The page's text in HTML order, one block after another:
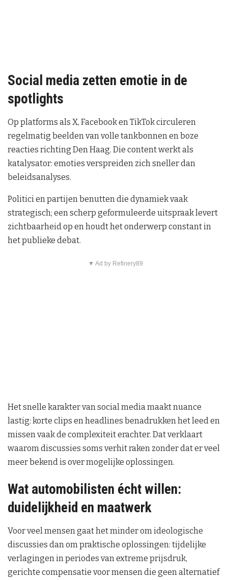
Social media zetten emotie in de
spotlights
Op platforms als X, Facebook en TikTok circuleren
regelmatig beelden van volle tankbonnen en boze
reacties richting Den Haag. Die content werkt als
katalysator: emoties verspreiden zich sneller dan
beleidsanalyses.
Politici en partijen benutten die dynamiek vaak
strategisch; een scherp geformuleerde uitspraak levert
zichtbaarheid op en houdt het onderwerp constant in
het publieke debat.
▼ Ad by Refinery89
Het snelle karakter van social media maakt nuance
lastig: korte clips en headlines benadrukken het leed en
missen vaak de complexiteit erachter. Dat verklaart
waarom discussies soms verhit raken zonder dat er veel
meer bekend is over mogelijke oplossingen.
Wat automobilisten écht willen:
duidelijkheid en maatwerk
Voor veel mensen gaat het minder om ideologische
discussies dan om praktische oplossingen: tijdelijke
verlagingen in periodes van extreme prijsdruk,
gerichte compensatie voor mensen die geen alternatief